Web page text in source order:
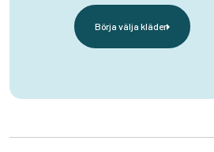
Börja välja kläder